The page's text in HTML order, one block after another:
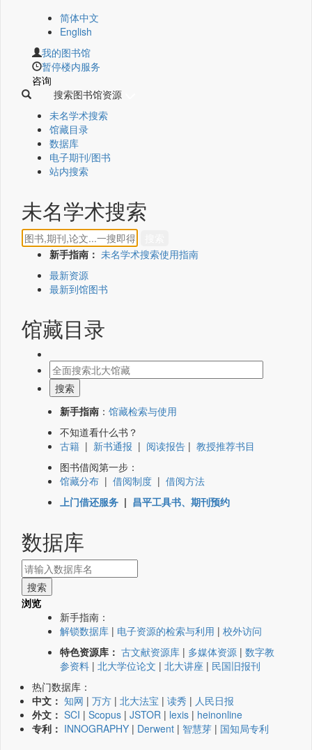
简体中文
English
我的图书馆
暂停楼内服务
咨询
搜索图书馆资源
未名学术搜索
馆藏目录
数据库
电子期刊/图书
站内搜索
未名学术搜索
新手指南： 未名学术搜索使用指南
最新资源
最新到馆图书
馆藏目录
新手指南 ： 馆藏检索与使用
不知道看什么书？
古籍 | 新书通报 | 阅读报告 | 教授推荐书目
图书借阅第一步：
馆藏分布 | 借阅制度 | 借阅方法
上门借还服务 | 昌平工具书、期刊预约
数据库
浏览
新手指南：
解锁数据库 | 电子资源的检索与利用 | 校外访问
特色资源库： 古文献资源库 | 多媒体资源 | 数字教
参资料 | 北大学位论文 | 北大讲座 | 民国旧报刊
热门数据库：
中文： 知网 | 万方 | 北大法宝 | 读秀 | 人民日报
外文： SCI | Scopus | JSTOR | lexis | heinonline
专利： INNOGRAPHY | Derwent | 智慧芽 | 国知局专利